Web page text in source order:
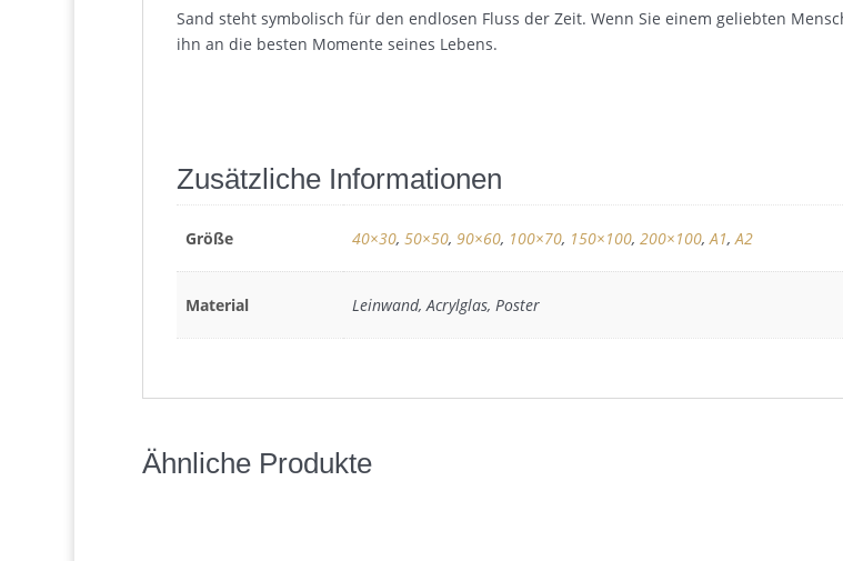
Sand steht symbolisch für den endlosen Fluss der Zeit. Wenn Sie einem geliebten
ihn an die besten Momente seines Lebens.
Zusätzliche Informationen
Größe 40×30, 50×50, 90×60, 100×70, 150×100, 200×100,A1,A2
Material Leinwand, Acrylglas, Poster
Ähnliche Produkte